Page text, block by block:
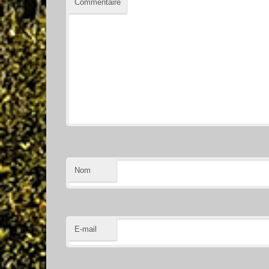
Commentaire
Nom
E-mail